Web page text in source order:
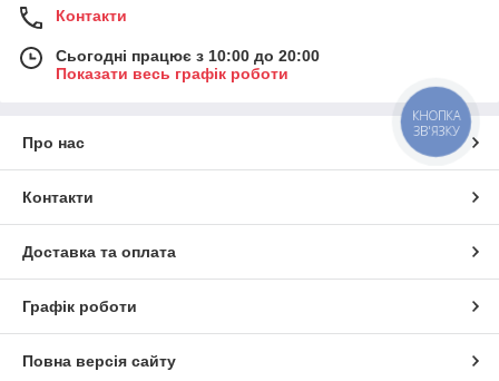
Контакти
Сьогодні працює з 10:00 до 20:00
Показати весь графік роботи
Про нас
Контакти
Доставка та оплата
Графік роботи
Повна версія сайту
КНОПКА
ЗВ'ЯЗКУ